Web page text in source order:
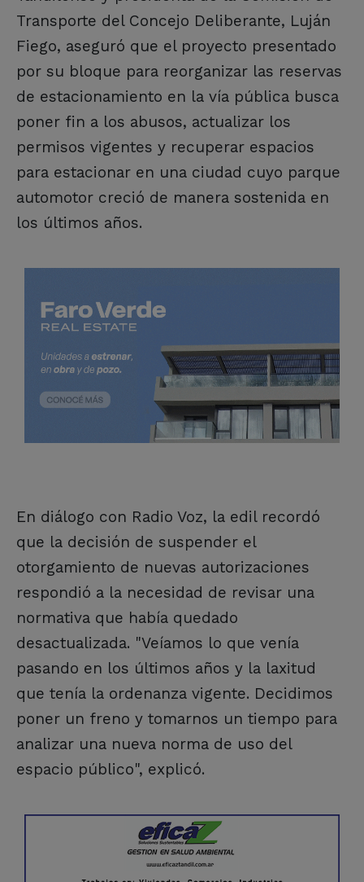
Transporte del Concejo Deliberante, Luján
Fiego, aseguró que el proyecto presentado
por su bloque para reorganizar las reservas
de estacionamiento en la vía pública busca
poner fin a los abusos, actualizar los
permisos vigentes y recuperar espacios
para estacionar en una ciudad cuyo parque
automotor creció de manera sostenida en
los últimos años.
En diálogo con Radio Voz, la edil recordó
que la decisión de suspender el
otorgamiento de nuevas autorizaciones
respondió a la necesidad de revisar una
normativa que había quedado
desactualizada. "Veíamos lo que venía
pasando en los últimos años y la laxitud
que tenía la ordenanza vigente. Decidimos
poner un freno y tomarnos un tiempo para
analizar una nueva norma de uso del
espacio público", explicó.